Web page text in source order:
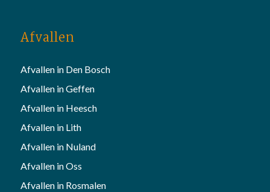
Afvallen
Afvallen in Den Bosch
Afvallen in Geffen
Afvallen in Heesch
Afvallen in Lith
Afvallen in Nuland
Afvallen in Oss
Afvallen in Rosmalen